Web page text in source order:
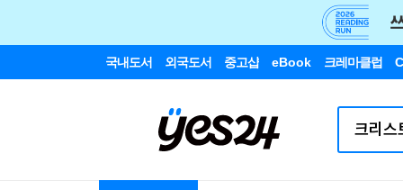
국내도서 외국도서 중고샵 eBook 크레마클럽